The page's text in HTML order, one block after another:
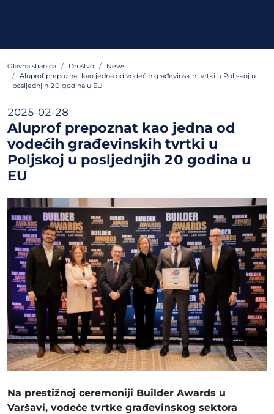
Glavna stranica Društvo
News
Aluprof prepoznat kao jedna od vodećih građevinskih tvrtki u Poljskoj u
posljednjih 20 godina u EU
2025-02-28
Aluprof prepoznat kao jedna od
vodećih građevinskih tvrtki u
Poljskoj u posljednjih 20 godina u
EU
Na prestižnoj ceremoniji Builder Awards u
Varšavi, vodeće tvrtke građevinskog sektora